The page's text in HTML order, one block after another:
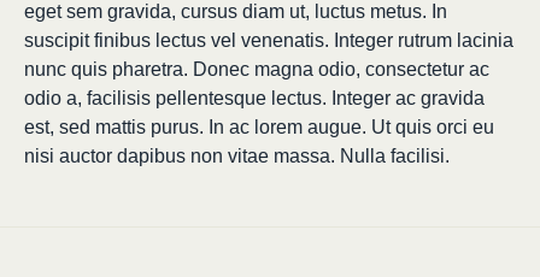
eget sem gravida, cursus diam ut, luctus metus. In
suscipit finibus lectus vel venenatis. Integer rutrum lacinia
nunc quis pharetra. Donec magna odio, consectetur ac
odio a, facilisis pellentesque lectus. Integer ac gravida
est, sed mattis purus. In ac lorem augue. Ut quis orci eu
nisi auctor dapibus non vitae massa. Nulla facilisi.